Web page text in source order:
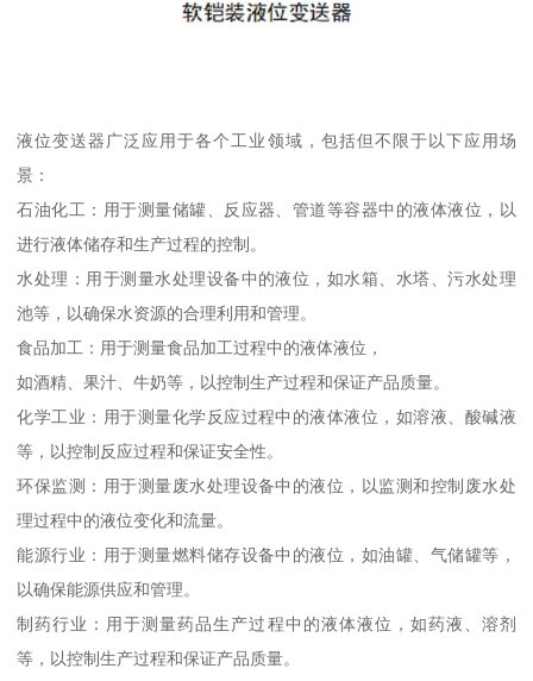
液位变送器广泛应用于各个工业领域，包括但不限于以下应用场
景：
石油化工：用于测量储罐、反应器、管道等容器中的液体液位，以
进行液体储存和生产过程的控制。
水处理：用于测量水处理设备中的液位，如水箱、水塔、污水处理
池等，以确保水资源的合理利用和管理。
食品加工：用于测量食品加工过程中的液体液位，
如酒精、果汁、牛奶等，以控制生产过程和保证产品质量。
化学工业：用于测量化学反应过程中的液体液位，如溶液、酸碱液
等，以控制反应过程和保证安全性。
环保监测：用于测量废水处理设备中的液位，以监测和控制废水处
理过程中的液位变化和流量。
能源行业：用于测量燃料储存设备中的液位，如油罐、气储罐等，
以确保能源供应和管理。
制药行业：用于测量药品生产过程中的液体液位，如药液、溶剂
等，以控制生产过程和保证产品质量。